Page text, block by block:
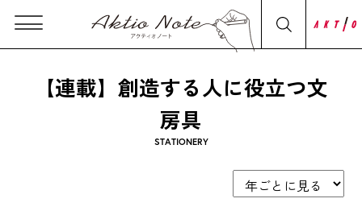
【連載】創造する人に役立つ文
房具
STATIONERY